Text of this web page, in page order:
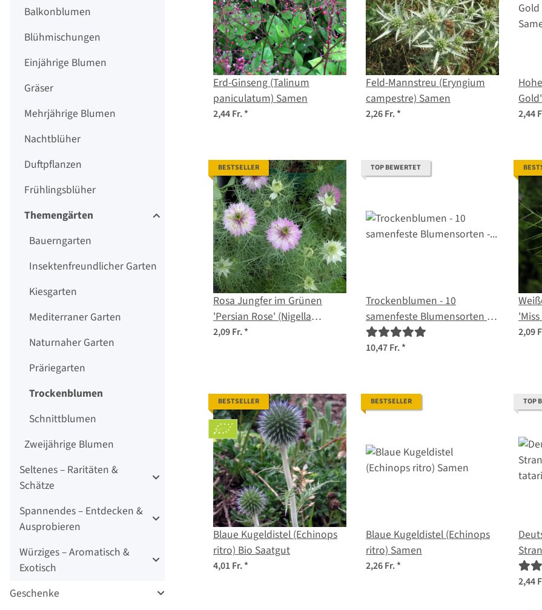
Erd-Ginseng (Talinum
paniculatum) Samen
2,44 Fr.*
Feld-Mannstreu (Eryngium
campestre) Samen
2,26 Fr.* 2,44
BESTSELLER
Rosa Jungfer im Grünen
'Persian Rose' (Nigella
damascena) Samen
2,09 Fr.*
TOP BEWERTET
Trockenblumen - 10
samenfeste Blumensorten -
unvergänglich & schön -
Einsteiger-Saatgutset
10,47 Fr.*
2,09
BESTSELLER
Blaue Kugeldistel (Echinops
ritro) Bio Saatgut
4,01 Fr.*
BESTSELLER
Blaue Kugeldistel (Echinops
ritro) Samen
2,26 Fr.*
TOP
2,44
Balkonblumen
Blühmischungen
Einjährige Blumen
Gräser
Mehrjährige Blumen
Nachtblüher
Duftpflanzen
Frühlingsblüher
Themengärten
Bauerngarten
Insektenfreundlicher Garten
Kiesgarten
Mediterraner Garten
Naturnaher Garten
Präriegarten
Trockenblumen
Schnittblumen
Zweijährige Blumen
Seltenes – Raritäten &
Schätze
Spannendes – Entdecken &
Ausprobieren
Würziges – Aromatisch &
Exotisch
Geschenke